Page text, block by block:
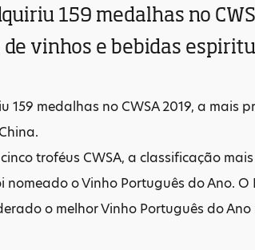
159 medalhas no
vinhos e bebidas
159 medalhas no CWSA 2019, a mais
troféus CWSA, a classificação
nomeado o Vinho Português do Ano.
o melhor Vinho Português do Ano